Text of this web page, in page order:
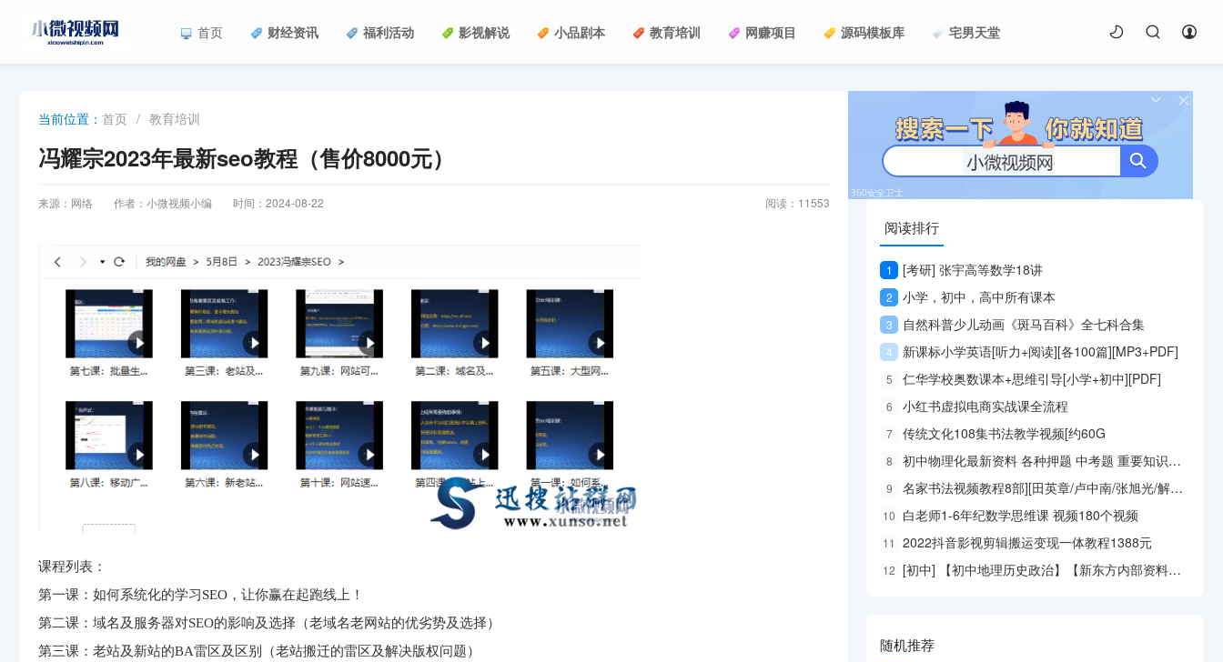
首页 财经资讯 福利活动 影视解说 小品剧本 教育培训 网赚项目 源码模板库 宅男天堂
当前位置： 首页 / 教育培训
冯耀宗2023年最新seo教程（售价8000元）
来源：网络 作者：小微视频小编 时间：2024-08-22 阅读： 11553
课程列表：
第一课：如何系统化的学习 SEO ，让你赢在起跑线上！
第二课：域名及服务器对SEO的影响及选择（老域名老网站的优劣势及选择）
第三课：老站及新站的BA雷区及区别（老站搬迁的雷区及解决版权问题）
阅读排行
1 [考研] 张宇高等数学18讲
2 小学，初中，高中所有课本
3 自然科普少儿动画《斑马百科》全七科合集
4 新课标小学英语[听力+阅读][各100篇][MP3+PDF]
5 仁华学校奥数课本+思维引导[小学+初中][PDF]
6 小红书虚拟电商实战课全流程
7 传统文化108集书法教学视频[约60G
8 初中物理化最新资料 各种押题 中考题 重要知识点 学霸笔记 易错知识点 难题思路等 全是内部资料
9 名家书法视频教程8部][田英章/卢中南/张旭光/解小青等
10 白老师1-6年纪数学思维课 视频180个视频
11 2022抖音影视剪辑搬运变现一体教程1388元
12 [初中] 【初中地理历史政治】【新东方内部资料】【最新资料】【中考提分】【中考押题】【一共50个文件】
随机推荐